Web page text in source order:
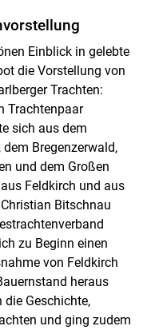
Einblick in gelebte
die Vorstellung von
Trachten:
Trachtenpaar
sich aus dem
Bregenzerwald,
und dem Großen
Feldkirch und aus
Bitschnau
zu Beginn einen
von Feldkirch
heraus
die Geschichte,
und ging zudem